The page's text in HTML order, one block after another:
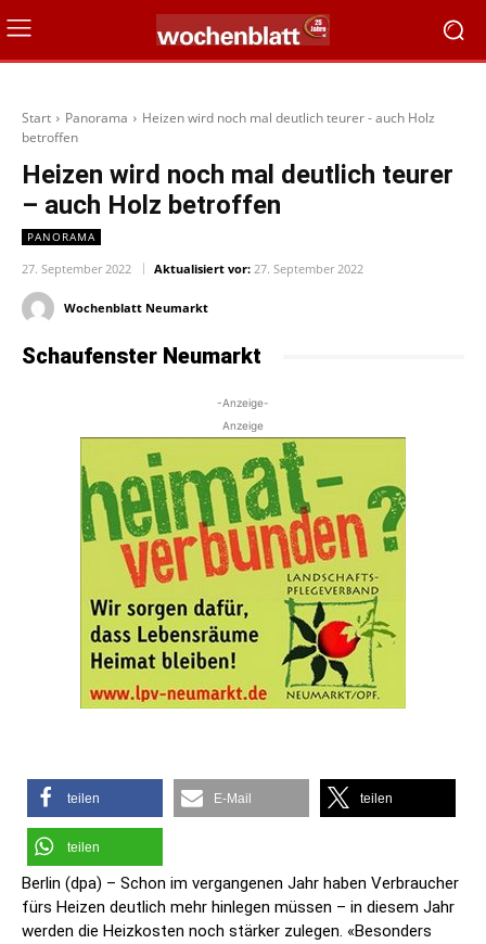
Start Panorama
Heizen wird noch mal deutlich teurer - auch Holz
betroffen
Heizen wird noch mal deutlich teurer
– auch Holz betroffen
PANORAMA
27. September 2022 Aktualisiert vor: 27. September 2022
Wochenblatt Neumarkt
Schaufenster Neumarkt
-Anzeige-
Anzeige
teilen E-Mail teilen
teilen
Berlin (dpa) – Schon im vergangenen Jahr haben Verbraucher
fürs Heizen deutlich mehr hinlegen müssen – in diesem Jahr
werden die Heizkosten noch stärker zulegen. «Besonders